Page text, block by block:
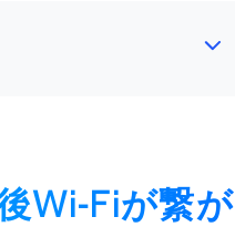
Wi-Fiが繋が